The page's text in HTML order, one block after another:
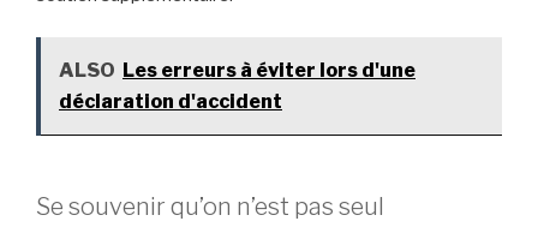
ALSO Les erreurs à éviter lors d'une
déclaration d'accident
Se souvenir qu’on n’est pas seul